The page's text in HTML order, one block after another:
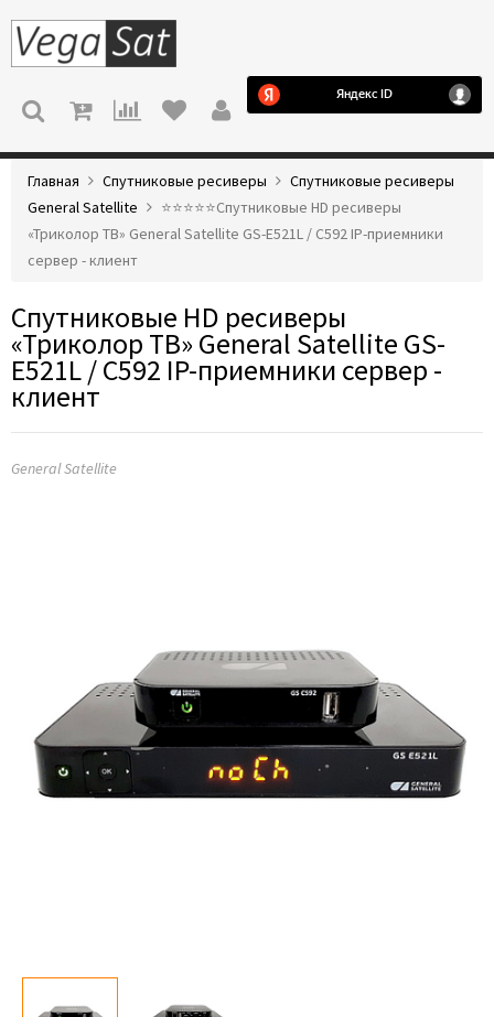
МЕНЮ
Главная Спутниковые ресиверы
Спутниковые ресиверы
General Satellite
⭐️⭐️⭐️⭐️⭐️Спутниковые HD ресиверы
«Триколор ТВ» General Satellite GS-E521L / C592 IP-приемники
сервер - клиент
Спутниковые HD ресиверы
«Триколор ТВ» General Satellite GS-
E521L / C592 IP-приемники сервер -
клиент
General Satellite